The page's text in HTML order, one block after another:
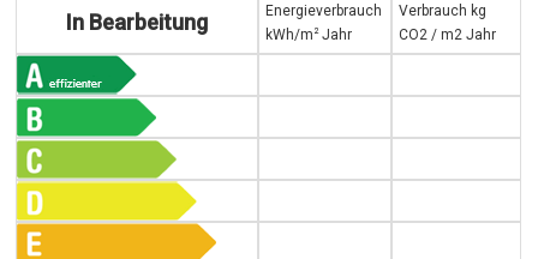
In Bearbeitung
Energieverbrauch
kWh/m 2Jahr
Verbrauch kg
CO2 / m2 Jahr